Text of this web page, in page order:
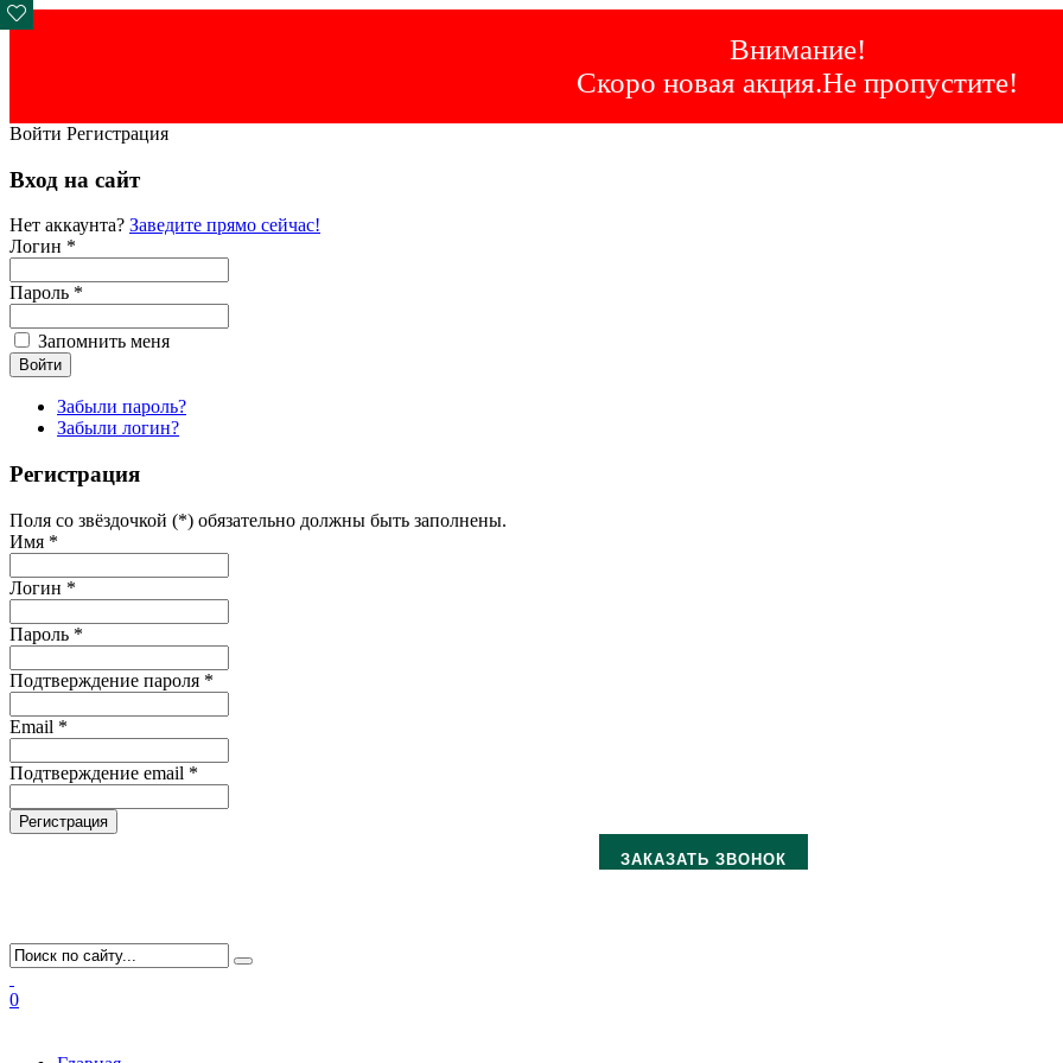
Внимание!
Скоро новая акция.Не пропустите!
Войти Регистрация
Вход на сайт
Нет аккаунта? Заведите прямо сейчас!
Логин *
Пароль *
Запомнить меня
Забыли пароль?
Забыли логин?
Регистрация
Поля со звёздочкой (*) обязательно должны быть заполнены.
Имя *
Логин *
Пароль *
Подтверждение пароля *
Email *
Подтверждение email *
Регистрация
ЗАКАЗАТЬ ЗВОНОК
0